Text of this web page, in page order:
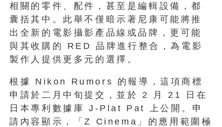
相關的零件、配件，甚至是編輯設備，都
囊括其中。此舉不僅暗示著尼康可能將推
出全新的電影攝影產品線或品牌，更可能
與其收購的 RED 品牌進行整合，為電影
製作人提供更多元的選擇。
根據 Nikon Rumors 的報導，這項商標
申請於二月中旬提交，並於 2 月 21 日在
日本專利數據庫 J-Plat Pat 上公開。申
請內容顯示，「Z Cinema」的應用範圍極